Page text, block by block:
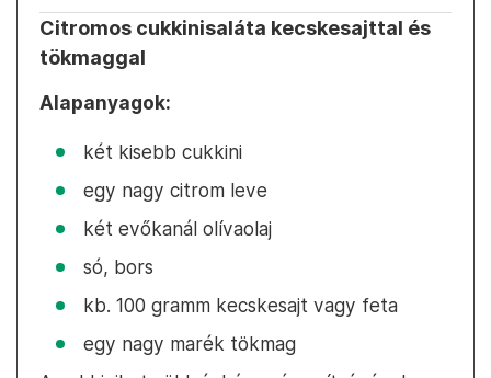
Citromos cukkinisaláta kecskesajttal és
tökmaggal
Alapanyagok:
két kisebb cukkini
egy nagy citrom leve
két evőkanál olívaolaj
só, bors
kb. 100 gramm kecskesajt vagy feta
egy nagy marék tökmag